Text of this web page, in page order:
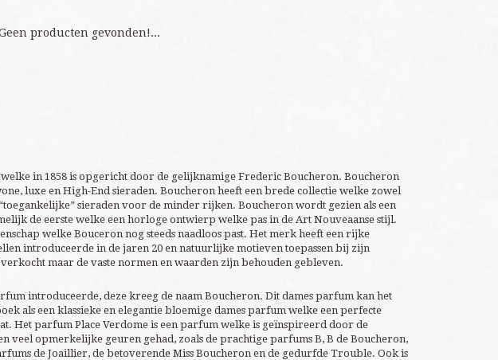
producten gevonden!...
in 1858 is opgericht door de gelijknamige Frederic Boucheron. Boucheron
luxe en High-End sieraden. Boucheron heeft een brede collectie welke zowel
sieraden voor de minder rijken. Boucheron wordt gezien als een
de eerste welke een horloge ontwierp welke pas in de Art Nouveaanse stijl.
welke Bouceron nog steeds naadloos past. Het merk heeft een rijke
introduceerde in de jaren 20 en natuurlijke motieven toepassen bij zijn
maar de vaste normen en waarden zijn behouden gebleven.
introduceerde, deze kreeg de naam Boucheron. Dit dames parfum kan het
als een klassieke en elegantie bloemige dames parfum welke een perfecte
Het parfum Place Verdome is een parfum welke is geïnspireerd door de
veel opmerkelijke geuren gehad, zoals de prachtige parfums B, B de Boucheron,
de Joaillier, de betoverende Miss Boucheron en de gedurfde Trouble. Ook is